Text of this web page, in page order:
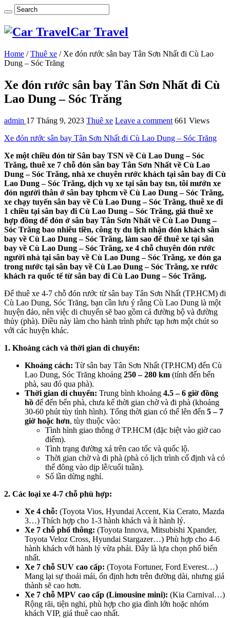
Car Travel
Home / Thuê xe / Xe đón rước sân bay Tân Sơn Nhất đi Cù Lao
Dung – Sóc Trăng
Xe đón rước sân bay Tân Sơn Nhất đi Cù
Lao Dung – Sóc Trăng
admin 17 Tháng 9, 2023 Thuê xe Leave a comment 661 Views
Xe đón rước sân bay Tân Sơn Nhất đi Cù Lao Dung – Sóc Trăng
Xe một chiều đón từ Sân bay TSN về Cù Lao Dung – Sóc
Trăng, thuê xe 7 chỗ đón sân bay Tân Sơn Nhất về Cù Lao
Dung – Sóc Trăng, nhà xe chuyên rước khách tại sân bay đi Cù
Lao Dung – Sóc Trăng, dịch vụ xe tại sân bay tsn, tôi mướn xe
đón người thân ở sân bay tphcm về Cù Lao Dung – Sóc Trăng,
xe chạy tuyến sân bay về Cù Lao Dung – Sóc Trăng, thuê xe đi
1 chiều tại sân bay đi Cù Lao Dung – Sóc Trăng, giá thuê xe
hợp đồng để đón ở sân bay Tân Sơn Nhất về Cù Lao Dung –
Sóc Trăng bao nhiêu tiền, công ty du lịch nhận đón khách sân
bay về Cù Lao Dung – Sóc Trăng, làm sao để thuê xe tại sân
bay về Cù Lao Dung – Sóc Trăng, xe 4 chỗ chuyên đón rước
người nhà tại sân bay về Cù Lao Dung – Sóc Trăng, xe đón ga
trong nước tại sân bay về Cù Lao Dung – Sóc Trăng, xe rước
khách ra quốc tế từ sân bay đi Cù Lao Dung – Sóc Trăng.
Để thuê xe 4-7 chỗ đón rước từ sân bay Tân Sơn Nhất (TP.HCM) đi
Cù Lao Dung, Sóc Trăng, bạn cần lưu ý rằng Cù Lao Dung là một
huyện đảo, nên việc di chuyển sẽ bao gồm cả đường bộ và đường
thủy (phà). Điều này làm cho hành trình phức tạp hơn một chút so
với các huyện khác.
1. Khoảng cách và thời gian di chuyển:
Khoảng cách: Từ sân bay Tân Sơn Nhất (TP.HCM) đến Cù
Lao Dung, Sóc Trăng khoảng 250 – 280 km (tính đến bến
phà, sau đó qua phà).
Thời gian di chuyển: Trung bình khoảng 4.5 – 6 giờ đồng
hồ để đến bến phà, chưa kể thời gian chờ và đi phà (khoảng
30-60 phút tùy tình hình). Tổng thời gian có thể lên đến 5 – 7
giờ hoặc hơn, tùy thuộc vào:
Tình hình giao thông ở TP.HCM (đặc biệt vào giờ cao
điểm).
Tình trạng đường xá trên cao tốc và quốc lộ.
Thời gian chờ và đi phà (phà có lịch trình cố định và có
thể đông vào dịp lễ/cuối tuần).
Số lần dừng nghỉ.
2. Các loại xe 4-7 chỗ phù hợp:
Xe 4 chỗ: (Toyota Vios, Hyundai Accent, Kia Cerato, Mazda
3…) Thích hợp cho 1-3 hành khách và ít hành lý.
Xe 7 chỗ phổ thông: (Toyota Innova, Mitsubishi Xpander,
Toyota Veloz Cross, Hyundai Stargazer…) Phù hợp cho 4-6
hành khách với hành lý vừa phải. Đây là lựa chọn phổ biến
nhất.
Xe 7 chỗ SUV cao cấp: (Toyota Fortuner, Ford Everest…)
Mang lại sự thoải mái, ổn định hơn trên đường dài, nhưng giá
thành sẽ cao hơn.
Xe 7 chỗ MPV cao cấp (Limousine mini): (Kia Carnival…)
Rộng rãi, tiện nghi, phù hợp cho gia đình lớn hoặc nhóm
khách VIP, giá thuê cao nhất.